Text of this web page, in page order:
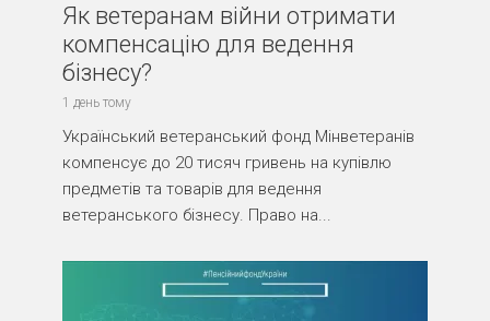
Як ветеранам війни отримати
компенсацію для ведення
бізнесу?
1 день тому
Український ветеранський фонд Мінветеранів
компенсує до 20 тисяч гривень на купівлю
предметів та товарів для ведення
ветеранського бізнесу. Право на...